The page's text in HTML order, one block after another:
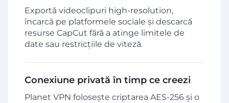
Exportă videoclipuri high-resolution,
încarcă pe platformele sociale și descarcă
resurse CapCut fără a atinge limitele de
date sau restricțiile de viteză.
Conexiune privată în timp ce creezi
Planet VPN folosește criptarea AES-256 și o